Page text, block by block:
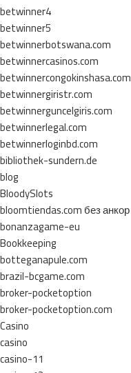
betwinner4
betwinner5
betwinnerbotswana.com
betwinnercasinos.com
betwinnercongokinshasa.com
betwinnergiristr.com
betwinnerguncelgiris.com
betwinnerlegal.com
betwinnerloginbd.com
bibliothek-sundern.de
blog
BloodySlots
bloomtiendas.com без анкор
bonanzagame-eu
Bookkeeping
botteganapule.com
brazil-bcgame.com
broker-pocketoption
broker-pocketoption.com
Casino
casino
casino-11